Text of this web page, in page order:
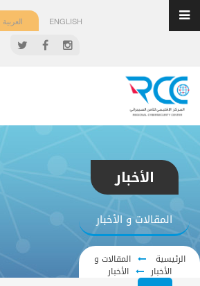
ENGLISH العربية
الأخبار
المقالات و الأخبار
الرئيسية
المقالات و
الأخبار
الأخبار